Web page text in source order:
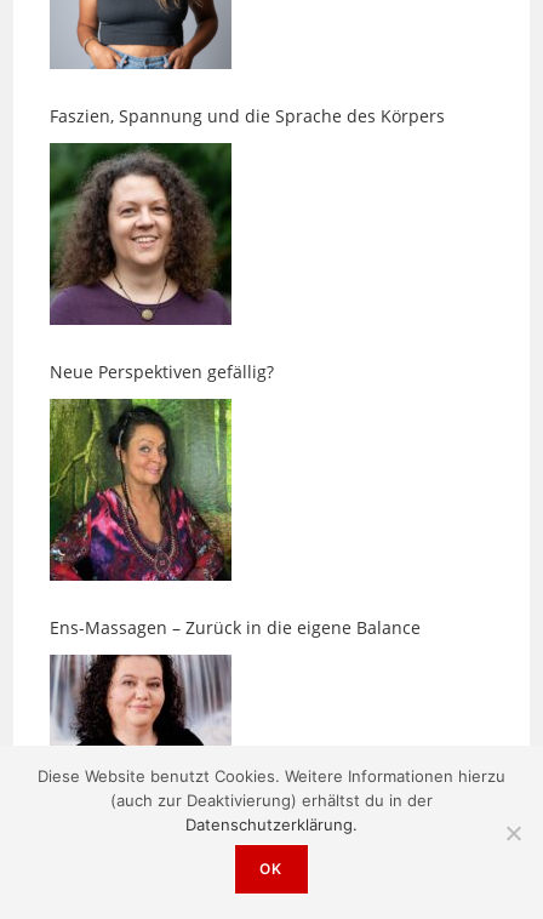
Faszien, Spannung und die Sprache des Körpers
Neue Perspektiven gefällig?
Ens-Massagen – Zurück in die eigene Balance
Impfungen beim Hund: Warum „nach Plan“ nicht die
Diese Website benutzt Cookies. Weitere Informationen hierzu
(auch zur Deaktivierung) erhältst du in der
Datenschutzerklärung.
OK